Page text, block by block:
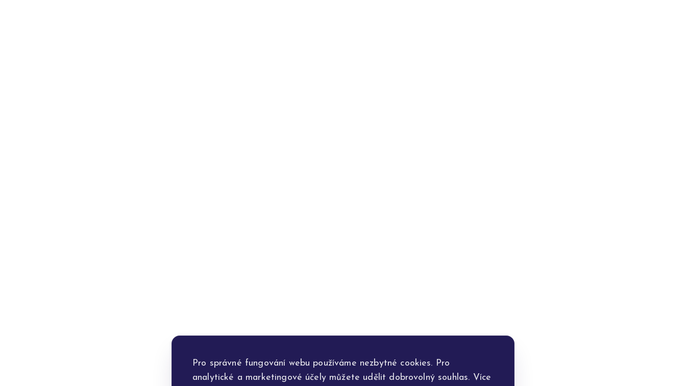
Pro správné fungování webu používáme nezbytné cookies. Pro
analytické a marketingové účely můžete udělit dobrovolný souhlas. Více